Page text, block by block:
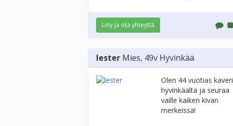
Liity ja ota yhteyttä
lester Mies, 49v Hyvinkää
Olen 44 vuotias kaveri
hyvinkäältä ja seuraa
vaille kaiken kivan
merkeissä!